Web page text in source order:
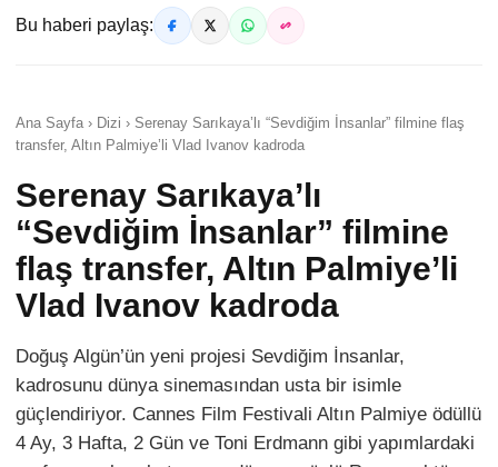
Bu haberi paylaş:
Ana Sayfa › Dizi › Serenay Sarıkaya’lı “Sevdiğim İnsanlar” filmine flaş
transfer, Altın Palmiye’li Vlad Ivanov kadroda
Serenay Sarıkaya’lı
“Sevdiğim İnsanlar” filmine
flaş transfer, Altın Palmiye’li
Vlad Ivanov kadroda
Doğuş Algün’ün yeni projesi Sevdiğim İnsanlar,
kadrosunu dünya sinemasından usta bir isimle
güçlendiriyor. Cannes Film Festivali Altın Palmiye ödüllü
4 Ay, 3 Hafta, 2 Gün ve Toni Erdmann gibi yapımlardaki